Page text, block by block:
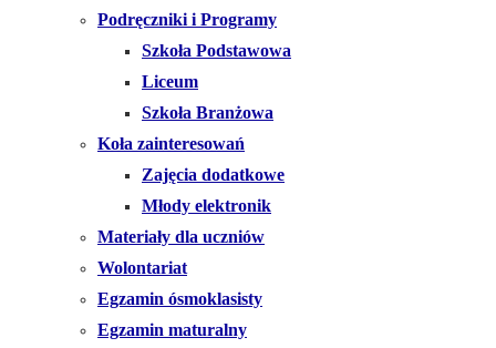
Podręczniki i Programy
Szkoła Podstawowa
Liceum
Szkoła Branżowa
Koła zainteresowań
Zajęcia dodatkowe
Młody elektronik
Materiały dla uczniów
Wolontariat
Egzamin ósmoklasisty
Egzamin maturalny